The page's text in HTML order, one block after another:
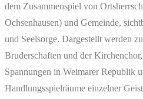
dem Zusammenspiel von
Ochsenhausen) und Gemeinde,
und Seelsorge. Dargestellt werden
Bruderschaften und der
Spannungen in Weimarer Republik
Handlungsspielräume einzelner